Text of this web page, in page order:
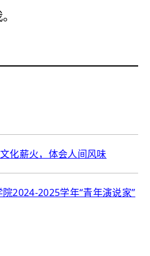
化薪火，体会人间风味
院2024-2025学年“青年演说家”